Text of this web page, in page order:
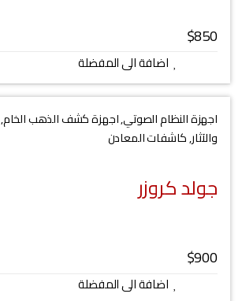
$850
اضافة الى المفضلة
اجهزة النظام الصوتي,اجهزة كشف الذهب الخام,
والآثار,كاشفات المعادن
جولد كروزر
$900
اضافة الى المفضلة